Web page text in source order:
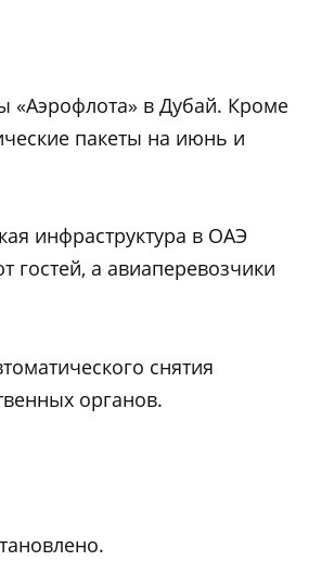
в Дубай. Кроме
пакеты на июнь и
инфраструктура в ОАЭ
а авиаперевозчики
снятия
органов.